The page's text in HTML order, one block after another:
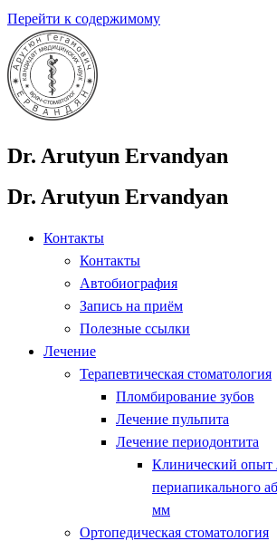
Перейти к содержимому
Dr. Arutyun Ervandyan
Dr. Arutyun Ervandyan
Контакты
Контакты
Автобиография
Запись на приём
Полезные ссылки
Лечение
Терапевтическая стоматология
Пломбирование зубов
Лечение пульпита
Лечение периодонтита
Клинический опыт
периапикального
мм
Ортопедическая стоматология